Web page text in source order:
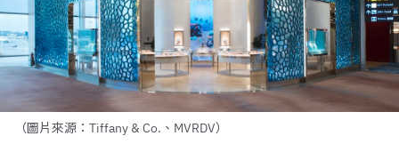
（圖片來源：Tiffany & Co.、MVRDV）